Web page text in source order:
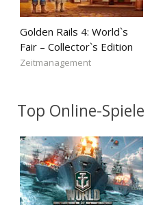
Golden Rails 4: World`s
Fair – Collector`s Edition
Zeitmanagement
Top Online-Spiele